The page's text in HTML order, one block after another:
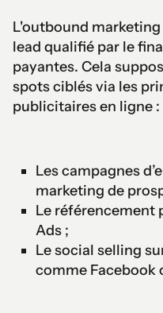
L'outbound
lead qualifié par le
payantes. Cela
spots ciblés via les
publicitaires en ligne :
Les campagnes
marketing de
Le référencement
Ads ;
Le social selling
comme Facebook